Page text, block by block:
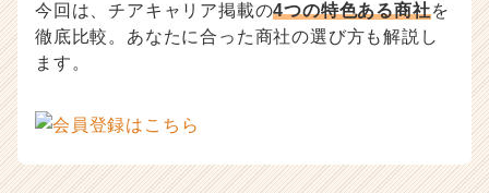
か
ら
ト
今回は、チアキャリア掲載の4つの特色ある商社を
徹底比較。あなたに合った商社の選び方も解説し
ます。